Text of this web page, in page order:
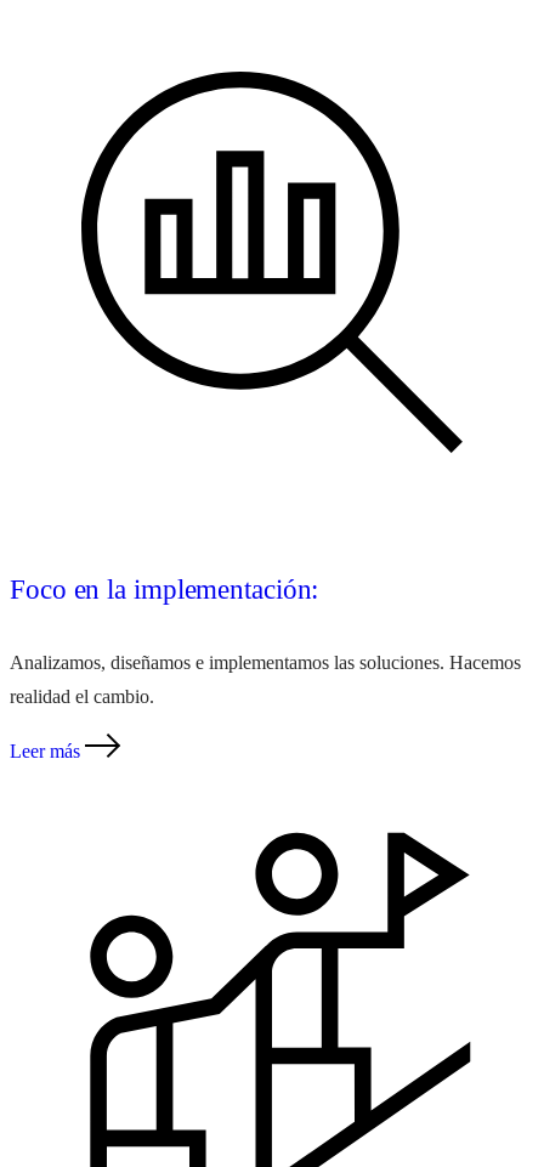
Foco en la implementación:
Analizamos, diseñamos e implementamos las soluciones. Hacemos
realidad el cambio.
Leer más